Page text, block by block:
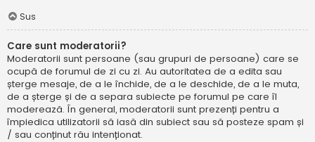
Sus
Care sunt moderatorii?
Moderatorii sunt persoane (sau grupuri de persoane) care se
ocupă de forumul de zi cu zi. Au autoritatea de a edita sau
șterge mesaje, de a le închide, de a le deschide, de a le muta,
de a șterge și de a separa subiecte pe forumul pe care îl
moderează. În general, moderatorii sunt prezenți pentru a
împiedica utilizatorii să iasă din subiect sau să posteze spam și
/ sau conținut rău intenționat.